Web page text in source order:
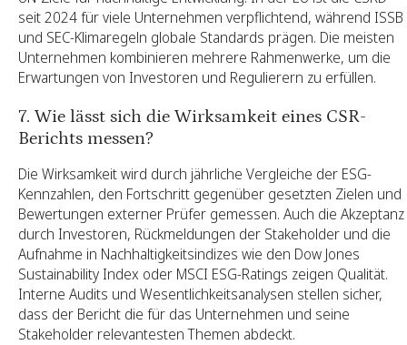
seit 2024 für viele Unternehmen verpflichtend, während ISSB
und SEC-Klimaregeln globale Standards prägen. Die meisten
Unternehmen kombinieren mehrere Rahmenwerke, um die
Erwartungen von Investoren und Regulierern zu erfüllen.
7. Wie lässt sich die Wirksamkeit eines CSR-
Berichts messen?
Die Wirksamkeit wird durch jährliche Vergleiche der ESG-
Kennzahlen, den Fortschritt gegenüber gesetzten Zielen und
Bewertungen externer Prüfer gemessen. Auch die Akzeptanz
durch Investoren, Rückmeldungen der Stakeholder und die
Aufnahme in Nachhaltigkeitsindizes wie den Dow Jones
Sustainability Index oder MSCI ESG-Ratings zeigen Qualität.
Interne Audits und Wesentlichkeitsanalysen stellen sicher,
dass der Bericht die für das Unternehmen und seine
Stakeholder relevantesten Themen abdeckt.